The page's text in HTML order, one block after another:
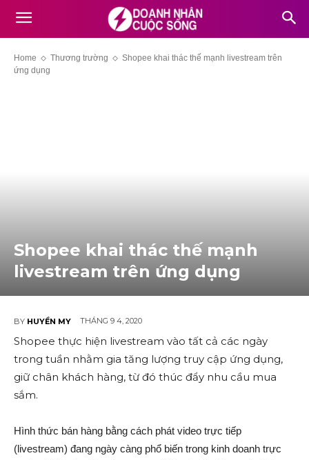
Home Thương trường
Shopee khai thác thế mạnh livestream trên
ứng dụng
Shopee khai thác thế mạnh
livestream trên ứng dụng
BY HUYỀN MY THÁNG 9 4, 2020
Shopee thực hiện livestream vào tất cả các ngày
trong tuần nhằm gia tăng lượng truy cập ứng dụng,
giữ chân khách hàng, từ đó thúc đẩy nhu cầu mua
sắm.
Hình thức bán hàng bằng cách phát video trực tiếp
(livestream) đang ngày càng phổ biến trong kinh doanh trực